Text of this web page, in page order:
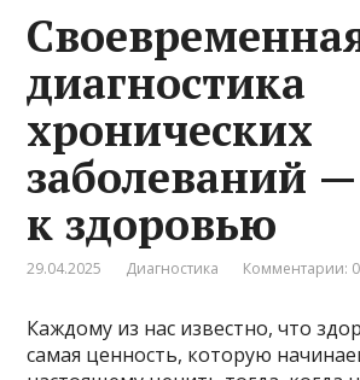
диагностика
хронических
заболеваний
к здоровью
29.04.2025 Диагностика Комментарии: 0
Каждому из нас известно, что
самая ценность, которую